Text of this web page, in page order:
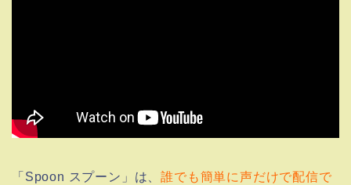
「Spoon スプーン」は、誰でも簡単に声だけで配信で